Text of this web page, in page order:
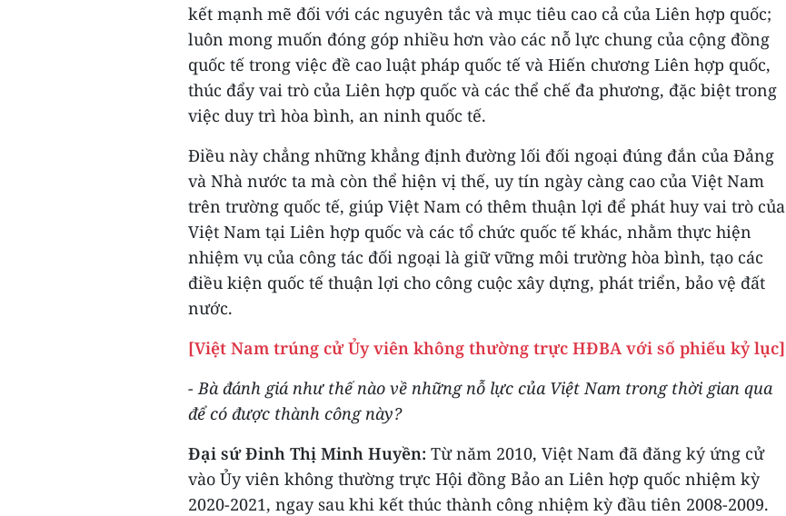
kết mạnh mẽ đối với các nguyên tắc và mục tiêu cao cả của Liên hợp quốc;
luôn mong muốn đóng góp nhiều hơn vào các nỗ lực chung của cộng đồng
quốc tế trong việc đề cao luật pháp quốc tế và Hiến chương Liên hợp quốc,
thúc đẩy vai trò của Liên hợp quốc và các thể chế đa phương, đặc biệt trong
việc duy trì hòa bình, an ninh quốc tế.
Điều này chẳng những khẳng định đường lối đối ngoại đúng đắn của Đảng
và Nhà nước ta mà còn thể hiện vị thế, uy tín ngày càng cao của Việt Nam
trên trường quốc tế, giúp Việt Nam có thêm thuận lợi để phát huy vai trò của
Việt Nam tại Liên hợp quốc và các tổ chức quốc tế khác, nhằm thực hiện
nhiệm vụ của công tác đối ngoại là giữ vững môi trường hòa bình, tạo các
điều kiện quốc tế thuận lợi cho công cuộc xây dựng, phát triển, bảo vệ đất
nước.
[Việt Nam trúng cử Ủy viên không thường trực HĐBA với số phiếu kỷ lục]
- Bà đánh giá như thế nào về những nỗ lực của Việt Nam trong thời gian qua
để có được thành công này?
Đại sứ Đinh Thị Minh Huyền: Từ năm 2010, Việt Nam đã đăng ký ứng cử
vào Ủy viên không thường trực Hội đồng Bảo an Liên hợp quốc nhiệm kỳ
2020-2021, ngay sau khi kết thúc thành công nhiệm kỳ đầu tiên 2008-2009.